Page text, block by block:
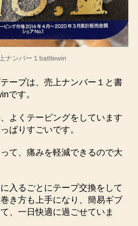
ナンバー１battlewin
ープは、売上ナンバー１と書
です。
よくテーピングをしています
ぱりすごいです。
て、痛みを軽減できるので大
入るごとにテープ交換をして
き方も上手になり、簡易ギブ
、一日快適に過ごせていま